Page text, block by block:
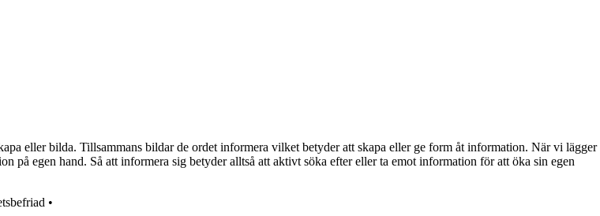
eller bilda. Tillsammans bildar de ordet informera vilket betyder att skapa eller ge form åt information. När vi lägger
egen hand. Så att informera sig betyder alltså att aktivt söka efter eller ta emot information för att öka sin egen
•